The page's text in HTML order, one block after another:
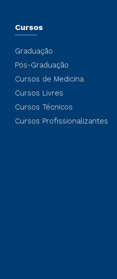
Cursos
Graduação
Pós-Graduação
Cursos de Medicina
Cursos Livres
Cursos Técnicos
Cursos Profissionalizantes